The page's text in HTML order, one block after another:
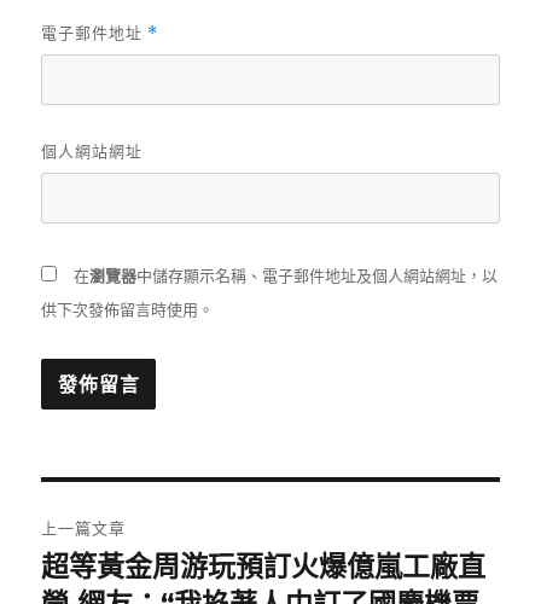
電子郵件地址 *
個人網站網址
在瀏覽器中儲存顯示名稱、電子郵件地址及個人網站網址，以
供下次發佈留言時使用。
章
上一篇文章
上
一
超等黃金周游玩預訂火爆億嵐工廠直